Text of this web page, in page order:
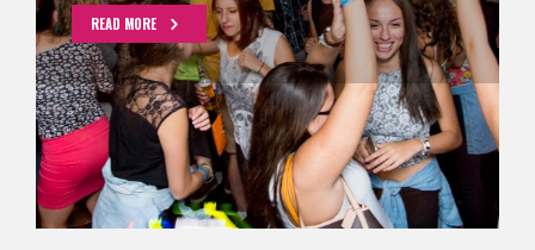
READ MORE